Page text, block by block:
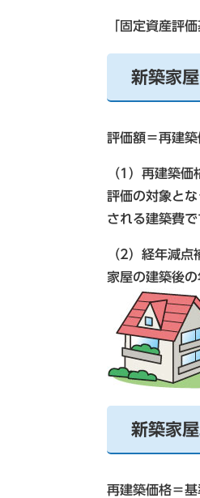
「固定資産評
新築家
評価額＝再建
（1）再建築価
評価の対象と
される建築費で
（2）経年減点
家屋の建築後
新築家
再建築価格＝